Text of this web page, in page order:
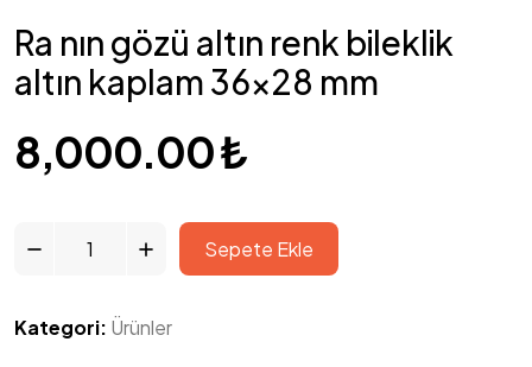
Ra nın gözü altın renk bileklik
altın kaplam 36×28 mm
8,000.00₺
Sepete Ekle
Kategori: Ürünler